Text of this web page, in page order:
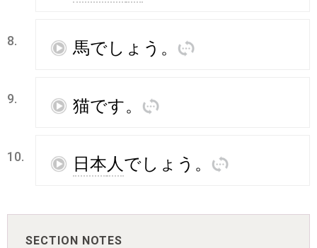
8. 再 馬でしょう 。 訳
9. 再 猫です。 訳
10. 再 日本 人 でしょう 。 訳
SECTION NOTES